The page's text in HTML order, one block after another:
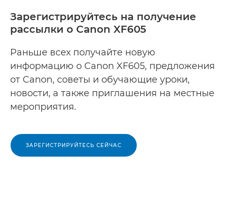
Зарегистрируйтесь на получение
рассылки о Canon XF605
Раньше всех получайте новую
информацию о Canon XF605, предложения
от Canon, советы и обучающие уроки,
новости, а также приглашения на местные
мероприятия.
ЗАРЕГИСТРИРУЙТЕСЬ СЕЙЧАС